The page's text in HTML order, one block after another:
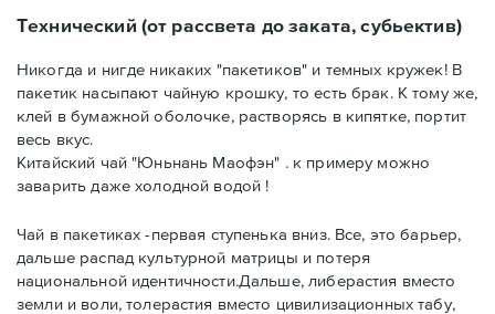
Технический (от рассвета до заката, субьектив)
Никогда и нигде никаких "пакетиков" и темных кружек! В
пакетик насыпают чайную крошку, то есть брак. К тому же,
клей в бумажной оболочке, растворясь в кипятке, портит
весь вкус.
Китайский чай "Юньнань Маофэн" . к примеру можно
заварить даже холодной водой !
Чай в пакетиках -первая ступенька вниз. Все, это барьер,
дальше распад культурной матрицы и потеря
национальной идентичности.Дальше, либерастия вместо
земли и воли, толерастия вместо цивилизационных табу,